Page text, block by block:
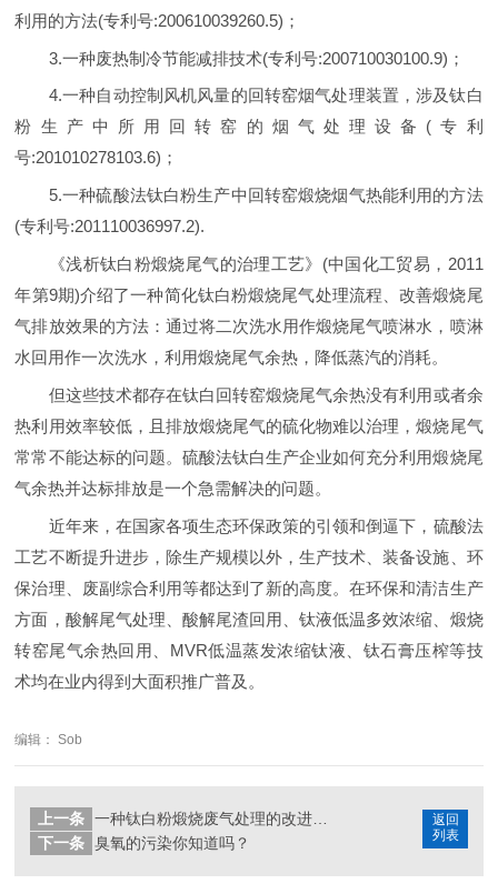
利用的方法(专利号:200610039260.5)；
3.一种废热制冷节能减排技术(专利号:200710030100.9)；
4.一种自动控制风机风量的回转窑烟气处理装置，涉及钛白
粉生产中所用回转窑的烟气处理设备(专利
号:201010278103.6)；
5.一种硫酸法钛白粉生产中回转窑煅烧烟气热能利用的方法
(专利号:201110036997.2).
《浅析钛白粉煅烧尾气的治理工艺》(中国化工贸易，2011
年第9期)介绍了一种简化钛白粉煅烧尾气处理流程、改善煅烧尾
气排放效果的方法：通过将二次洗水用作煅烧尾气喷淋水，喷淋
水回用作一次洗水，利用煅烧尾气余热，降低蒸汽的消耗。
但这些技术都存在钛白回转窑煅烧尾气余热没有利用或者余
热利用效率较低，且排放煅烧尾气的硫化物难以治理，煅烧尾气
常常不能达标的问题。硫酸法钛白生产企业如何充分利用煅烧尾
气余热并达标排放是一个急需解决的问题。
近年来，在国家各项生态环保政策的引领和倒逼下，硫酸法
工艺不断提升进步，除生产规模以外，生产技术、装备设施、环
保治理、废副综合利用等都达到了新的高度。在环保和清洁生产
方面，酸解尾气处理、酸解尾渣回用、钛液低温多效浓缩、煅烧
转窑尾气余热回用、MVR低温蒸发浓缩钛液、钛石膏压榨等技
术均在业内得到大面积推广普及。
编辑： Sob
返回
列表
上一条
下一条 臭氧的污染你知道吗？